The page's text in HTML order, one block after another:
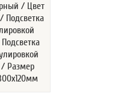
/ Цвет
Подсветка
/ Размер